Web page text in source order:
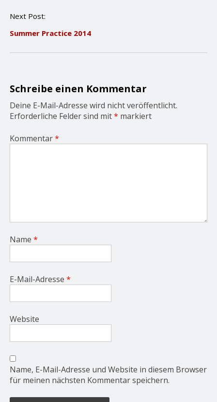
a
i
o
n
Next Post:
Summer Practice 2014
Schreibe einen Kommentar
Deine E-Mail-Adresse wird nicht veröffentlicht.
Erforderliche Felder sind mit* markiert
Kommentar*
Name *
E-Mail-Adresse *
Website
Name, E-Mail-Adresse und Website in diesem Browser
für meinen nächsten Kommentar speichern.